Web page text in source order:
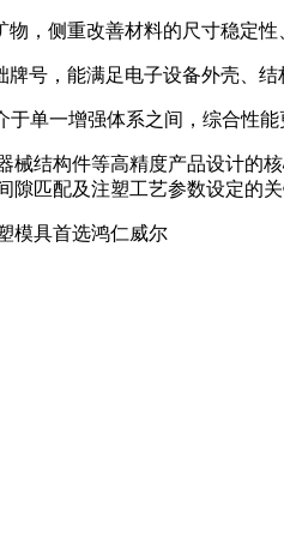
物，侧重改善材料的尺寸稳定
号，能满足电子设备外壳、
于单一增强体系之间，综合性
结构件等高精度产品设计的
匹配及注塑工艺参数设定的